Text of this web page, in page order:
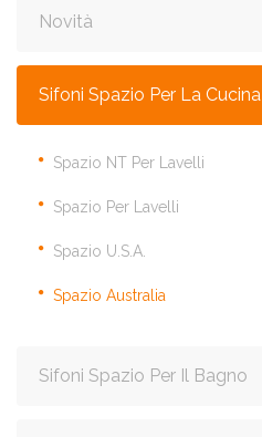
Novità
Sifoni Spazio Per La Cucina
Spazio NT Per Lavelli
Spazio Per Lavelli
Spazio U.S.A.
Spazio Australia
Sifoni Spazio Per Il Bagno